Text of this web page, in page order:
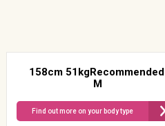
158cm 51kgRecommended
M
Find out more on your body type